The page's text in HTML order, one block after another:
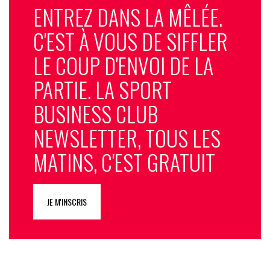
ENTREZ DANS LA MÊLÉE.
C'EST À VOUS DE SIFFLER
LE COUP D'ENVOI DE LA
PARTIE. LA SPORT
BUSINESS CLUB
NEWSLETTER, TOUS LES
MATINS, C'EST GRATUIT
JE M'INSCRIS